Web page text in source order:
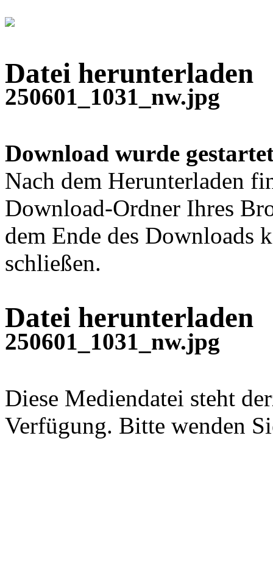
Datei herunterladen
250601_1031_nw.jpg
Download wurde
Nach dem Herunterladen
Download-Ordner Ihres
dem Ende des Downloads
schließen.
Datei herunterladen
250601_1031_nw.jpg
Diese Mediendatei steht
Verfügung. Bitte wenden